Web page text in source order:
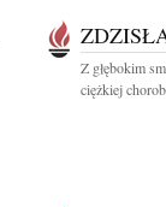
Z głębokim
ciężkiej